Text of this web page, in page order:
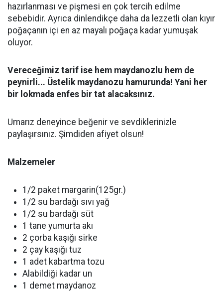
hazırlanması ve pişmesi en çok tercih edilme
sebebidir. Ayrıca dinlendikçe daha da lezzetli olan kıyır
poğaçanın içi en az mayalı poğaça kadar yumuşak
oluyor.
Vereceğimiz tarif ise hem maydanozlu hem de
peynirli... Üstelik maydanozu hamurunda! Yani her
bir lokmada enfes bir tat alacaksınız.
Umarız deneyince beğenir ve sevdiklerinizle
paylaşırsınız. Şimdiden afiyet olsun!
Malzemeler
1/2 paket margarin(125gr.)
1/2 su bardağı sıvı yağ
1/2 su bardağı süt
1 tane yumurta akı
2 çorba kaşığı sirke
2 çay kaşığı tuz
1 adet kabartma tozu
Alabildiği kadar un
1 demet maydanoz